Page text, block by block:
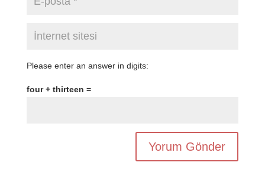
Please enter an answer in digits:
four + thirteen =